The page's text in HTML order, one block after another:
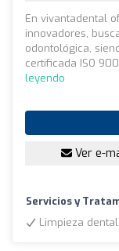
En vivantadental
innovadores,
odontológica,
certificada ISO
leyendo
Ver e-
Servicios y
Limpieza dental